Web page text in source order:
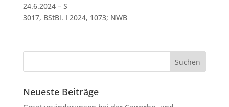
24.6.2024 – S
3017, BStBl. I 2024, 1073; NWB
Neueste Beiträge